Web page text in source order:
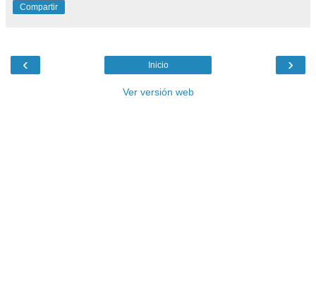
Compartir
‹ ›
Inicio
Ver versión web